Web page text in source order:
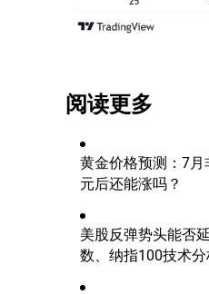
阅读更多
黄金价格预测：7
元后还能涨吗？
美股反弹势头能否
数、纳指100技术